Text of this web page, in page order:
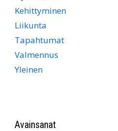
Kehittyminen
Liikunta
Tapahtumat
Valmennus
Yleinen
Avainsanat